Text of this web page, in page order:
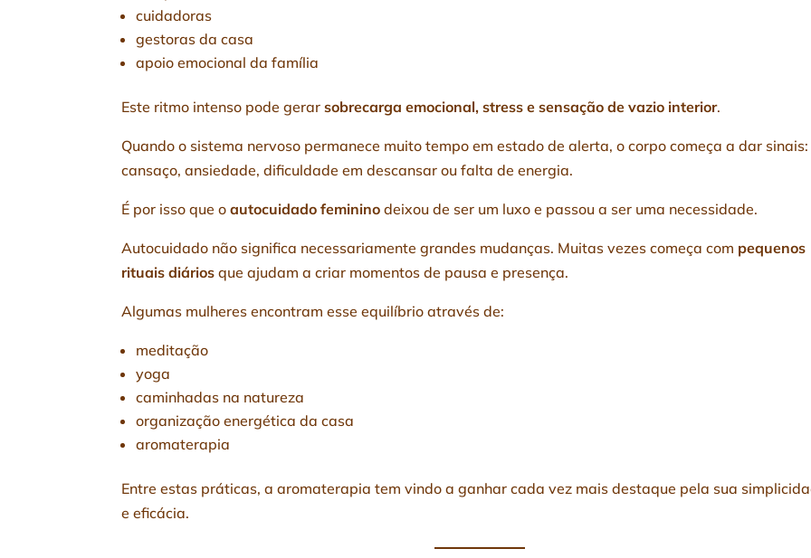
cuidadoras
gestoras da casa
apoio emocional da família
Este ritmo intenso pode gerarsobrecarga emocional, stress e sensação de vazio interior.
Quando o sistema nervoso permanece muito tempo em estado de alerta, o corpo começa a dar sinais:
cansaço, ansiedade, dificuldade em descansar ou falta de energia.
É por isso que oautocuidado feminino deixou de ser um luxo e passou a ser uma necessidade.
Autocuidado não significa necessariamente grandes mudanças. Muitas vezes começa com pequenos
rituais diários que ajudam a criar momentos de pausa e presença.
Algumas mulheres encontram esse equilíbrio através de:
meditação
yoga
caminhadas na natureza
organização energética da casa
aromaterapia
Entre estas práticas, a aromaterapia tem vindo a ganhar cada vez mais destaque pela sua
e eficácia.